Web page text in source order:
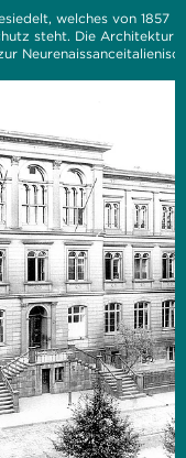
welches von 1857
steht. Die Architektur